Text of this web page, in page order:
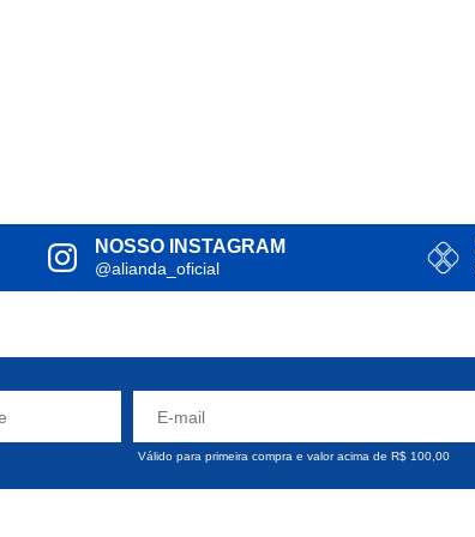
NOSSO INSTAGRAM
@alianda_oficial
Válido para primeira compra e valor acima de R$ 100,00